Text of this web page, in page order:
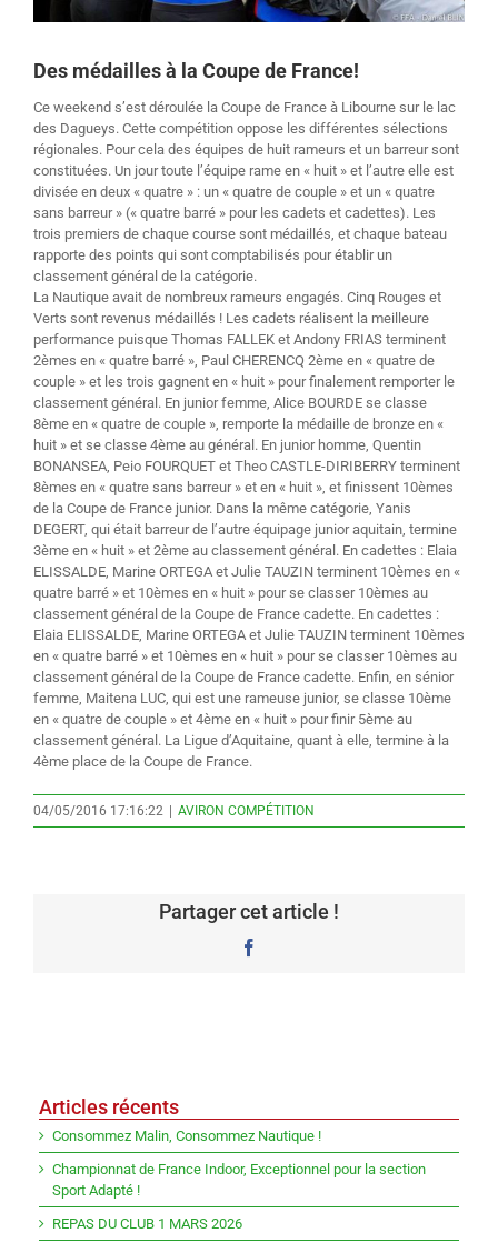
Des médailles à la Coupe de France!
Ce weekend s’est déroulée la Coupe de France à Libourne sur le lac
des Dagueys. Cette compétition oppose les différentes sélections
régionales. Pour cela des équipes de huit rameurs et un barreur sont
constituées. Un jour toute l’équipe rame en « huit » et l’autre elle est
divisée en deux « quatre » : un « quatre de couple » et un « quatre
sans barreur » (« quatre barré » pour les cadets et cadettes). Les
trois premiers de chaque course sont médaillés, et chaque bateau
rapporte des points qui sont comptabilisés pour établir un
classement général de la catégorie.
La Nautique avait de nombreux rameurs engagés. Cinq Rouges et
Verts sont revenus médaillés ! Les cadets réalisent la meilleure
performance puisque Thomas FALLEK et Andony FRIAS terminent
2èmes en « quatre barré », Paul CHERENCQ 2ème en « quatre de
couple » et les trois gagnent en « huit » pour finalement remporter le
classement général. En junior femme, Alice BOURDE se classe
8ème en « quatre de couple », remporte la médaille de bronze en «
huit » et se classe 4ème au général. En junior homme, Quentin
BONANSEA, Peio FOURQUET et Theo CASTLE-DIRIBERRY terminent
8èmes en « quatre sans barreur » et en « huit », et finissent 10èmes
de la Coupe de France junior. Dans la même catégorie, Yanis
DEGERT, qui était barreur de l’autre équipage junior aquitain, termine
3ème en « huit » et 2ème au classement général. En cadettes : Elaia
ELISSALDE, Marine ORTEGA et Julie TAUZIN terminent 10èmes en «
quatre barré » et 10èmes en « huit » pour se classer 10èmes au
classement général de la Coupe de France cadette. En cadettes :
Elaia ELISSALDE, Marine ORTEGA et Julie TAUZIN terminent 10èmes
en « quatre barré » et 10èmes en « huit » pour se classer 10èmes au
classement général de la Coupe de France cadette. Enfin, en sénior
femme, Maitena LUC, qui est une rameuse junior, se classe 10ème
en « quatre de couple » et 4ème en « huit » pour finir 5ème au
classement général. La Ligue d’Aquitaine, quant à elle, termine à la
4ème place de la Coupe de France.
04/05/2016 17:16:22 | AVIRON COMPÉTITION
Partager cet article !
Articles récents
Consommez Malin, Consommez Nautique !
Championnat de France Indoor, Exceptionnel pour la section
Sport Adapté !
REPAS DU CLUB 1 MARS 2026